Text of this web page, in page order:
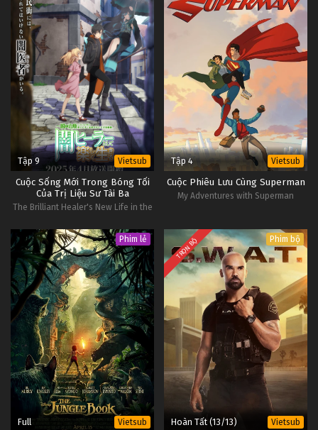
Tập 9 Vietsub
Cuộc Sống Mới Trong Bóng Tối
Của Trị Liệu Sư Tài Ba
The Brilliant Healer's New Life in the
Tập 4 Vietsub
Cuộc Phiêu Lưu Cùng Superman
My Adventures with Superman
Phim lẻ
Full Vietsub
TRỌN BỘ Phim bộ
Hoàn Tất (13/13) Vietsub